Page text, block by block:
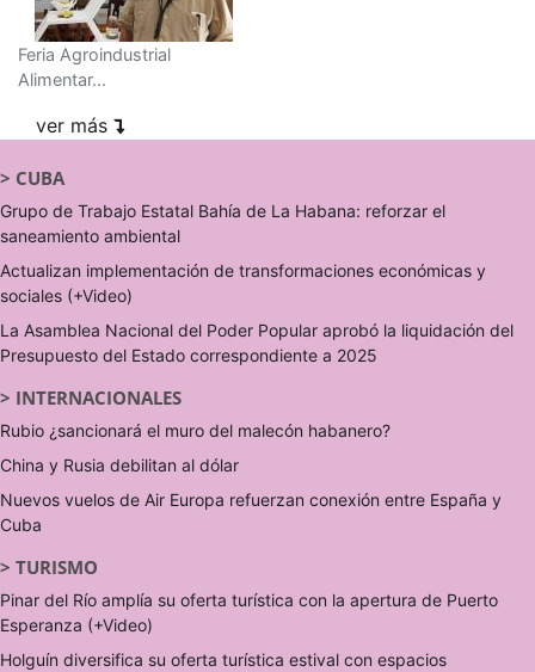
Feria Agroindustrial
Alimentar...
ver más
> CUBA
Grupo de Trabajo Estatal Bahía de La Habana: reforzar el
saneamiento ambiental
Actualizan implementación de transformaciones económicas y
sociales (+Video)
La Asamblea Nacional del Poder Popular aprobó la liquidación del
Presupuesto del Estado correspondiente a 2025
> INTERNACIONALES
Rubio ¿sancionará el muro del malecón habanero?
China y Rusia debilitan al dólar
Nuevos vuelos de Air Europa refuerzan conexión entre España y
Cuba
> TURISMO
Pinar del Río amplía su oferta turística con la apertura de Puerto
Esperanza (+Video)
Holguín diversifica su oferta turística estival con espacios